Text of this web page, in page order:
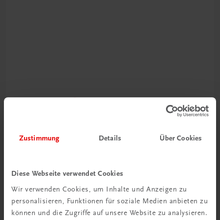
Zustimmung Details Über Cookies
Diese Webseite verwendet Cookies
Wir verwenden Cookies, um Inhalte und Anzeigen zu
personalisieren, Funktionen für soziale Medien anbieten zu
können und die Zugriffe auf unsere Website zu analysieren.
Schon entdeckt?
Mehr dazu